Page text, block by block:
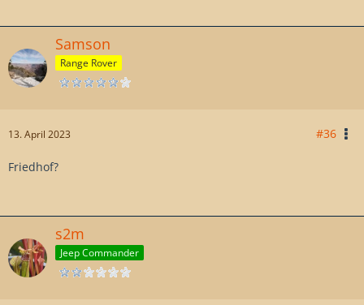
Samson
Range Rover
13. April 2023 #36
Friedhof?
s2m
Jeep Commander